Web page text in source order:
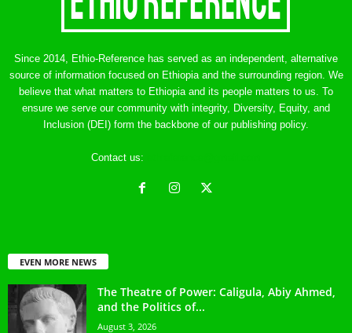
Since 2014, Ethio-Reference has served as an independent, alternative
source of information focused on Ethiopia and the surrounding region. We
believe that what matters to Ethiopia and its people matters to us. To
ensure we serve our community with integrity, Diversity, Equity, and
Inclusion (DEI) form the backbone of our publishing policy.
Contact us:
EVEN MORE NEWS
The Theatre of Power: Caligula, Abiy Ahmed,
and the Politics of...
August 3, 2026